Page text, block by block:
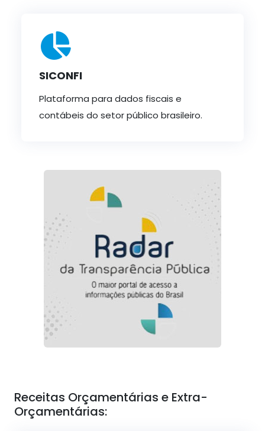
SICONFI
Plataforma para dados fiscais e
contábeis do setor público brasileiro.
Receitas Orçamentárias e Extra-
Orçamentárias: